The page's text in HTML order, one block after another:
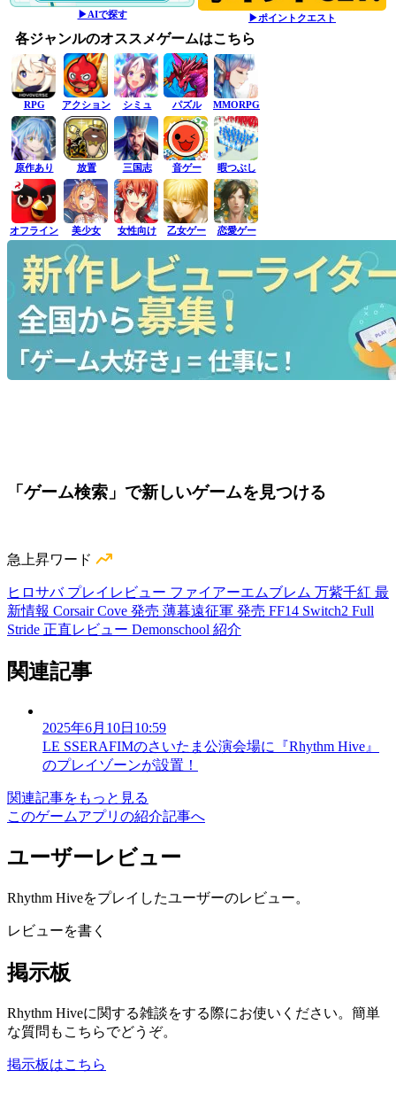
▶AIで探す ▶ポイントクエスト
各ジャンルのオススメゲームはこちら
RPG アクション シミュ パズル MMORPG
原作あり 放置 三国志 音ゲー 暇つぶし
オフライン 美少女 女性向け 乙女ゲー 恋愛ゲー
「ゲーム検索」で新しいゲームを見つける
急上昇ワード
ヒロサバ プレイレビュー ファイアーエムブレム 万紫千紅 最
新情報 Corsair Cove 発売 薄暮遠征軍 発売 FF14 Switch2 Full
Stride 正直レビュー Demonschool 紹介
関連記事
2025年6月10日10:59
LE SSERAFIMのさいたま公演会場に『Rhythm Hive』
のプレイゾーンが設置！
関連記事をもっと見る
このゲームアプリの紹介記事へ
ユーザーレビュー
Rhythm Hiveをプレイしたユーザーのレビュー。
レビューを書く
掲示板
Rhythm Hiveに関する雑談をする際にお使いください。簡単
な質問もこちらでどうぞ。
掲示板はこちら